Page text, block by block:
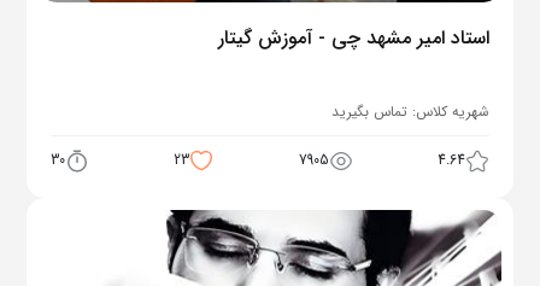
استاد امیر مشهد چی - آموزش گیتار
شهریه کلاس: تماس بگیرید
4.64
7905
23
30